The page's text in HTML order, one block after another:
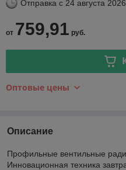
Отправка с 24 августа 2026
от 759,91 руб.
Оптовые цены
Описание
Профильные вентильные
Инновационная техника